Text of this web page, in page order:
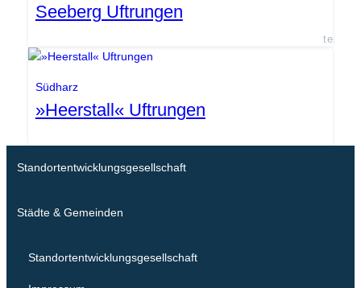
Seeberg Uftrungen
te
Südharz
»Heerstall« Uftrungen
Standortentwicklungsgesellschaft
Städte & Gemeinden
Standortentwicklungsgesellschaft